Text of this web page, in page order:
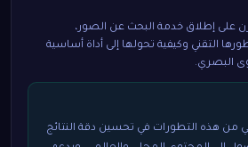
على إطلاق خدمة البحث عن الصور،
التقني وكيفية تحولها إلى أداة أساسية
البصري.
من هذه التطورات في تحسين دقة النتائج